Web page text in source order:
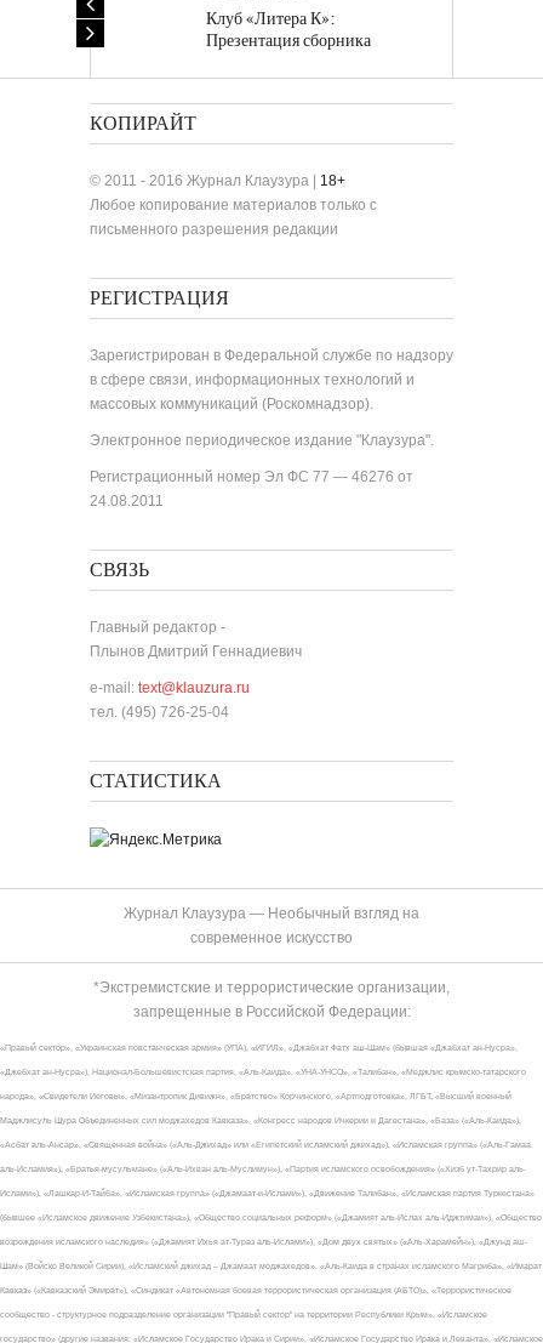
Клуб «Литера К»:
Презентация сборника
КОПИРАЙТ
© 2011 - 2016 Журнал Клаузура | 18+
Любое копирование материалов только с
письменного разрешения редакции
РЕГИСТРАЦИЯ
Зарегистрирован в Федеральной службе по надзору
в сфере связи, информационных технологий и
массовых коммуникаций (Роскомнадзор).
Электронное периодическое издание "Клаузура".
Регистрационный номер Эл ФС 77 — 46276 от
24.08.2011
СВЯЗЬ
Главный редактор -
Плынов Дмитрий Геннадиевич
e-mail: text@klauzura.ru
тел. (495) 726-25-04
СТАТИСТИКА
Журнал Клаузура — Необычный взгляд на
современное искусство
*Экстремистские и террористические организации,
запрещенные в Российской Федерации:
«Правый сектор», «Украинская повстанческая армия» (УПА), «ИГИЛ», «Джабхат Фатх аш-Шам» (бывшая «Джабхат ан-Нусра»,
«Джебхат ан-Нусра»), Национал-Большевистская партия, «Аль-Каида», «УНА-УНСО», «Талибан», «Меджлис крымско-татарского
народа», «Свидетели Иеговы», «Мизантропик Дивижн», «Братство» Корчинского, «Артподготовка», ЛГБТ, «Высший военный
Маджлисуль Шура Объединенных сил моджахедов Кавказа», «Конгресс народов Ичкерии и Дагестана», «База» («Аль-Каида»),
«Асбат аль-Ансар», «Священная война» («Аль-Джихад» или «Египетский исламский джихад»), «Исламская группа» («Аль-Гамаа
аль-Исламия»), «Братья-мусульмане» («Аль-Ихван аль-Муслимун»), «Партия исламского освобождения» («Хизб ут-Тахрир аль-
Ислами»), «Лашкар-И-Тайба», «Исламская группа» («Джамаат-и-Ислами»), «Движение Талибан», «Исламская партия Туркестана»
(бывшее «Исламское движение Узбекистана»), «Общество социальных реформ» («Джамият аль-Ислах аль-Иджтимаи»), «Общество
возрождения исламского наследия» («Джамият Ихья ат-Тураз аль-Ислами»), «Дом двух святых» («Аль-Харамейн»), «Джунд аш-
Шам» (Войско Великой Сирии), «Исламский джихад – Джамаат моджахедов», «Аль-Каида в странах исламского Магриба», «Имарат
Кавказ» («Кавказский Эмират»), «Синдикат «Автономная боевая террористическая организация (АБТО)», «Террористическое
сообщество - структурное подразделение организации "Правый сектор" на территории Республики Крым», «Исламское
государство» (другие названия: «Исламское Государство Ирака и Сирии», «Исламское Государство Ирака и Леванта», «Исламское